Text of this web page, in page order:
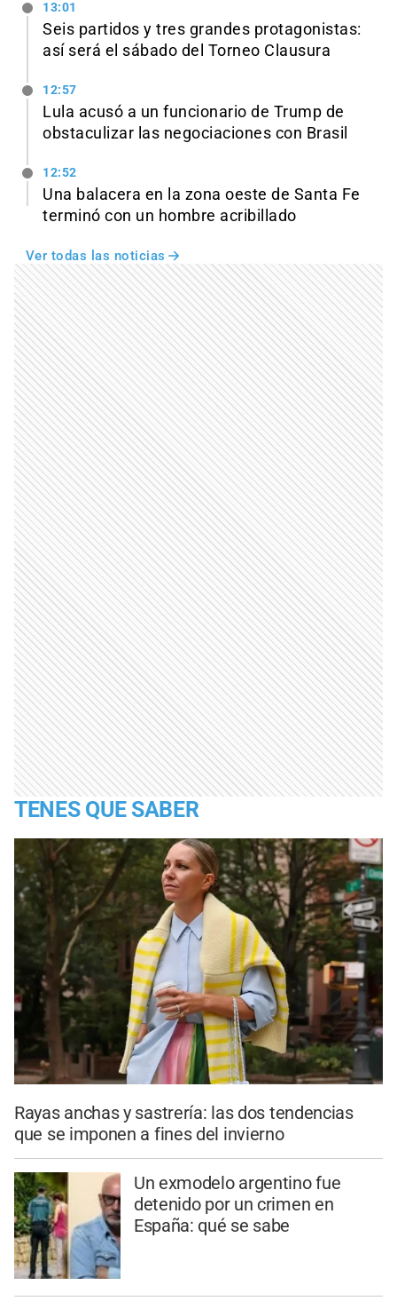
13:01
Seis partidos y tres grandes protagonistas:
así será el sábado del Torneo Clausura
12:57
Lula acusó a un funcionario de Trump de
obstaculizar las negociaciones con Brasil
12:52
Una balacera en la zona oeste de Santa Fe
terminó con un hombre acribillado
Ver todas las noticias
TENES QUE SABER
Rayas anchas y sastrería: las dos tendencias
que se imponen a fines del invierno
Un exmodelo argentino fue
detenido por un crimen en
España: qué se sabe